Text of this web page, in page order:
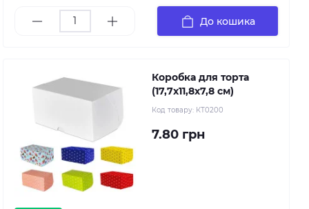
До кошика
Коробка для торта
(17,7х11,8х7,8 см)
Код товару: КТ0200
7.80 грн